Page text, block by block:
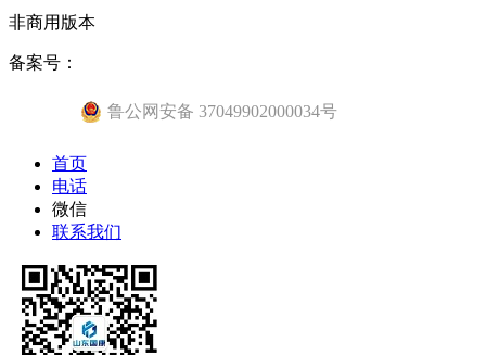
非商用版本
备案号：
鲁公网安备 37049902000034号
首页
电话
微信
联系我们